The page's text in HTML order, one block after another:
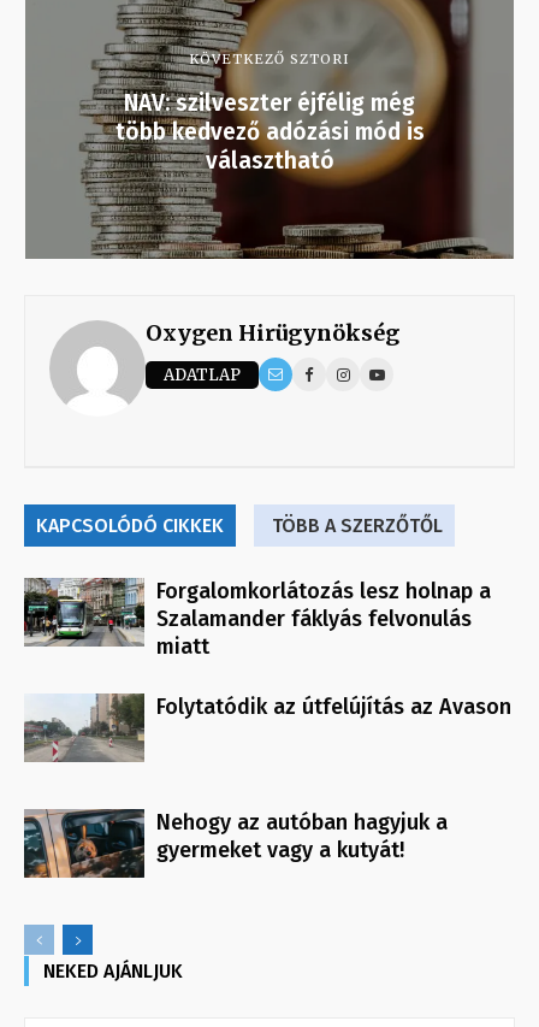
KÖVETKEZŐ SZTORI
NAV: szilveszter éjfélig még
több kedvező adózási mód is
választható
Oxygen Hirügynökség
ADATLAP
KAPCSOLÓDÓ CIKKEK TÖBB A SZERZŐTŐL
Forgalomkorlátozás lesz holnap a
Szalamander fáklyás felvonulás
miatt
Folytatódik az útfelújítás az Avason
Nehogy az autóban hagyjuk a
gyermeket vagy a kutyát!
NEKED AJÁNLJUK